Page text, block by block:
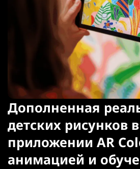
Дополненная
детских рисунков в
приложении AR
анимацией и